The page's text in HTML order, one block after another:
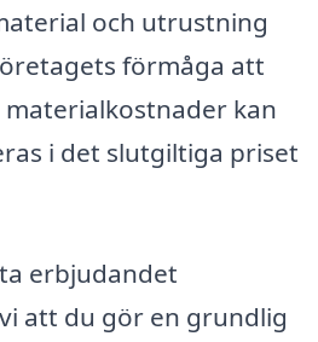
och utrustning
förmåga att
kan
i det slutgiltiga priset
erbjudandet
att du gör en grundlig